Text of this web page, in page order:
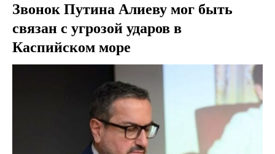
Звонок Путина Алиеву мог быть
связан с угрозой ударов в
Каспийском море